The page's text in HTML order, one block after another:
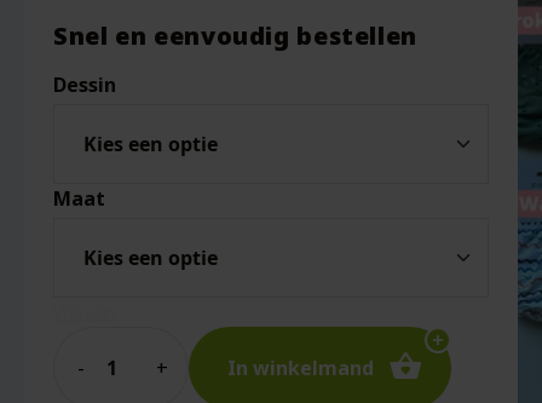
Snel en eenvoudig bestellen
Dessin
Maat
In winkelmand